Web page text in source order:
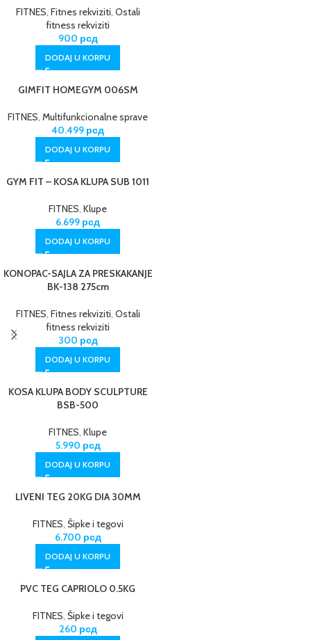
FITNES, Fitnes rekviziti, Ostali
fitness rekviziti
900 рсд
DODAJ U KORPU
GIMFIT HOMEGYM 006SM
FITNES, Multifunkcionalne sprave
40.499 рсд
DODAJ U KORPU
GYM FIT – KOSA KLUPA SUB 1011
FITNES, Klupe
6.699 рсд
DODAJ U KORPU
KONOPAC-SAJLA ZA PRESKAKANJE
BK-138 275cm
FITNES, Fitnes rekviziti, Ostali
fitness rekviziti
300 рсд
DODAJ U KORPU
KOSA KLUPA BODY SCULPTURE
BSB-500
FITNES, Klupe
5.990 рсд
DODAJ U KORPU
LIVENI TEG 20KG DIA 30MM
FITNES, Šipke i tegovi
6.700 рсд
DODAJ U KORPU
PVC TEG CAPRIOLO 0.5KG
FITNES, Šipke i tegovi
260 рсд